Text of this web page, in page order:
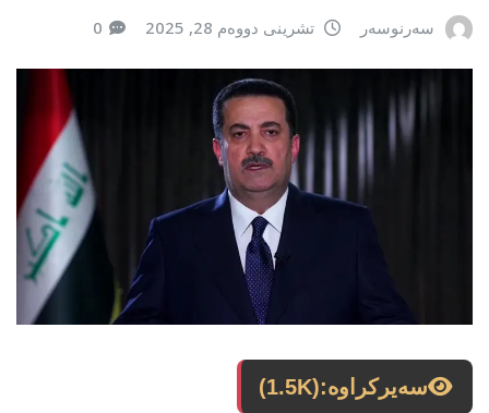
سەرنوسەر تشرینی دووەم 28, 2025 0
سەیرکراوە:(1.5K)